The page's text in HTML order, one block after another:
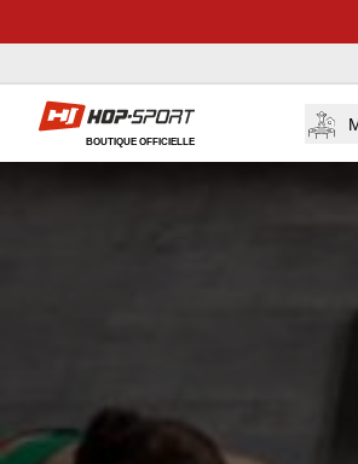
Hop-sport.fr
BOUTIQUE OFFICIELLE